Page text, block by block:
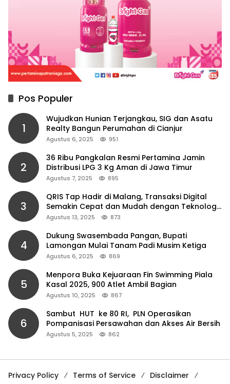
Pos Populer
1
Wujudkan Hunian Terjangkau, SIG dan Asatu
Realty Bangun Perumahan di Cianjur
Agustus 6, 2025 951
2
36 Ribu Pangkalan Resmi Pertamina Jamin
Distribusi LPG 3 Kg Aman di Jawa Timur
Agustus 7, 2025 895
3
QRIS Tap Hadir di Malang, Transaksi Digital
Semakin Cepat dan Mudah dengan Teknologi
NFC
Agustus 13, 2025 873
4
Dukung Swasembada Pangan, Bupati
Lamongan Mulai Tanam Padi Musim Ketiga
Agustus 6, 2025 869
5
Menpora Buka Kejuaraan Fin Swimming Piala
Kasal 2025, 900 Atlet Ambil Bagian
Agustus 10, 2025 867
6
Sambut HUT ke 80 RI, PLN Operasikan
Pompanisasi Persawahan dan Akses Air Bersih
Agustus 5, 2025 862
Privacy Policy Terms of Service
Disclaimer